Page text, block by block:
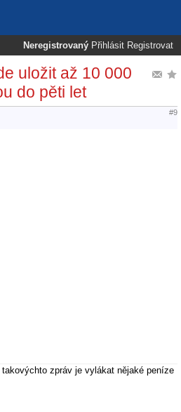
Neregistrovaný Přihlásit Registrovat
uložit až 10 000
do pěti let
#9
zpráv je vylákat nějaké peníze